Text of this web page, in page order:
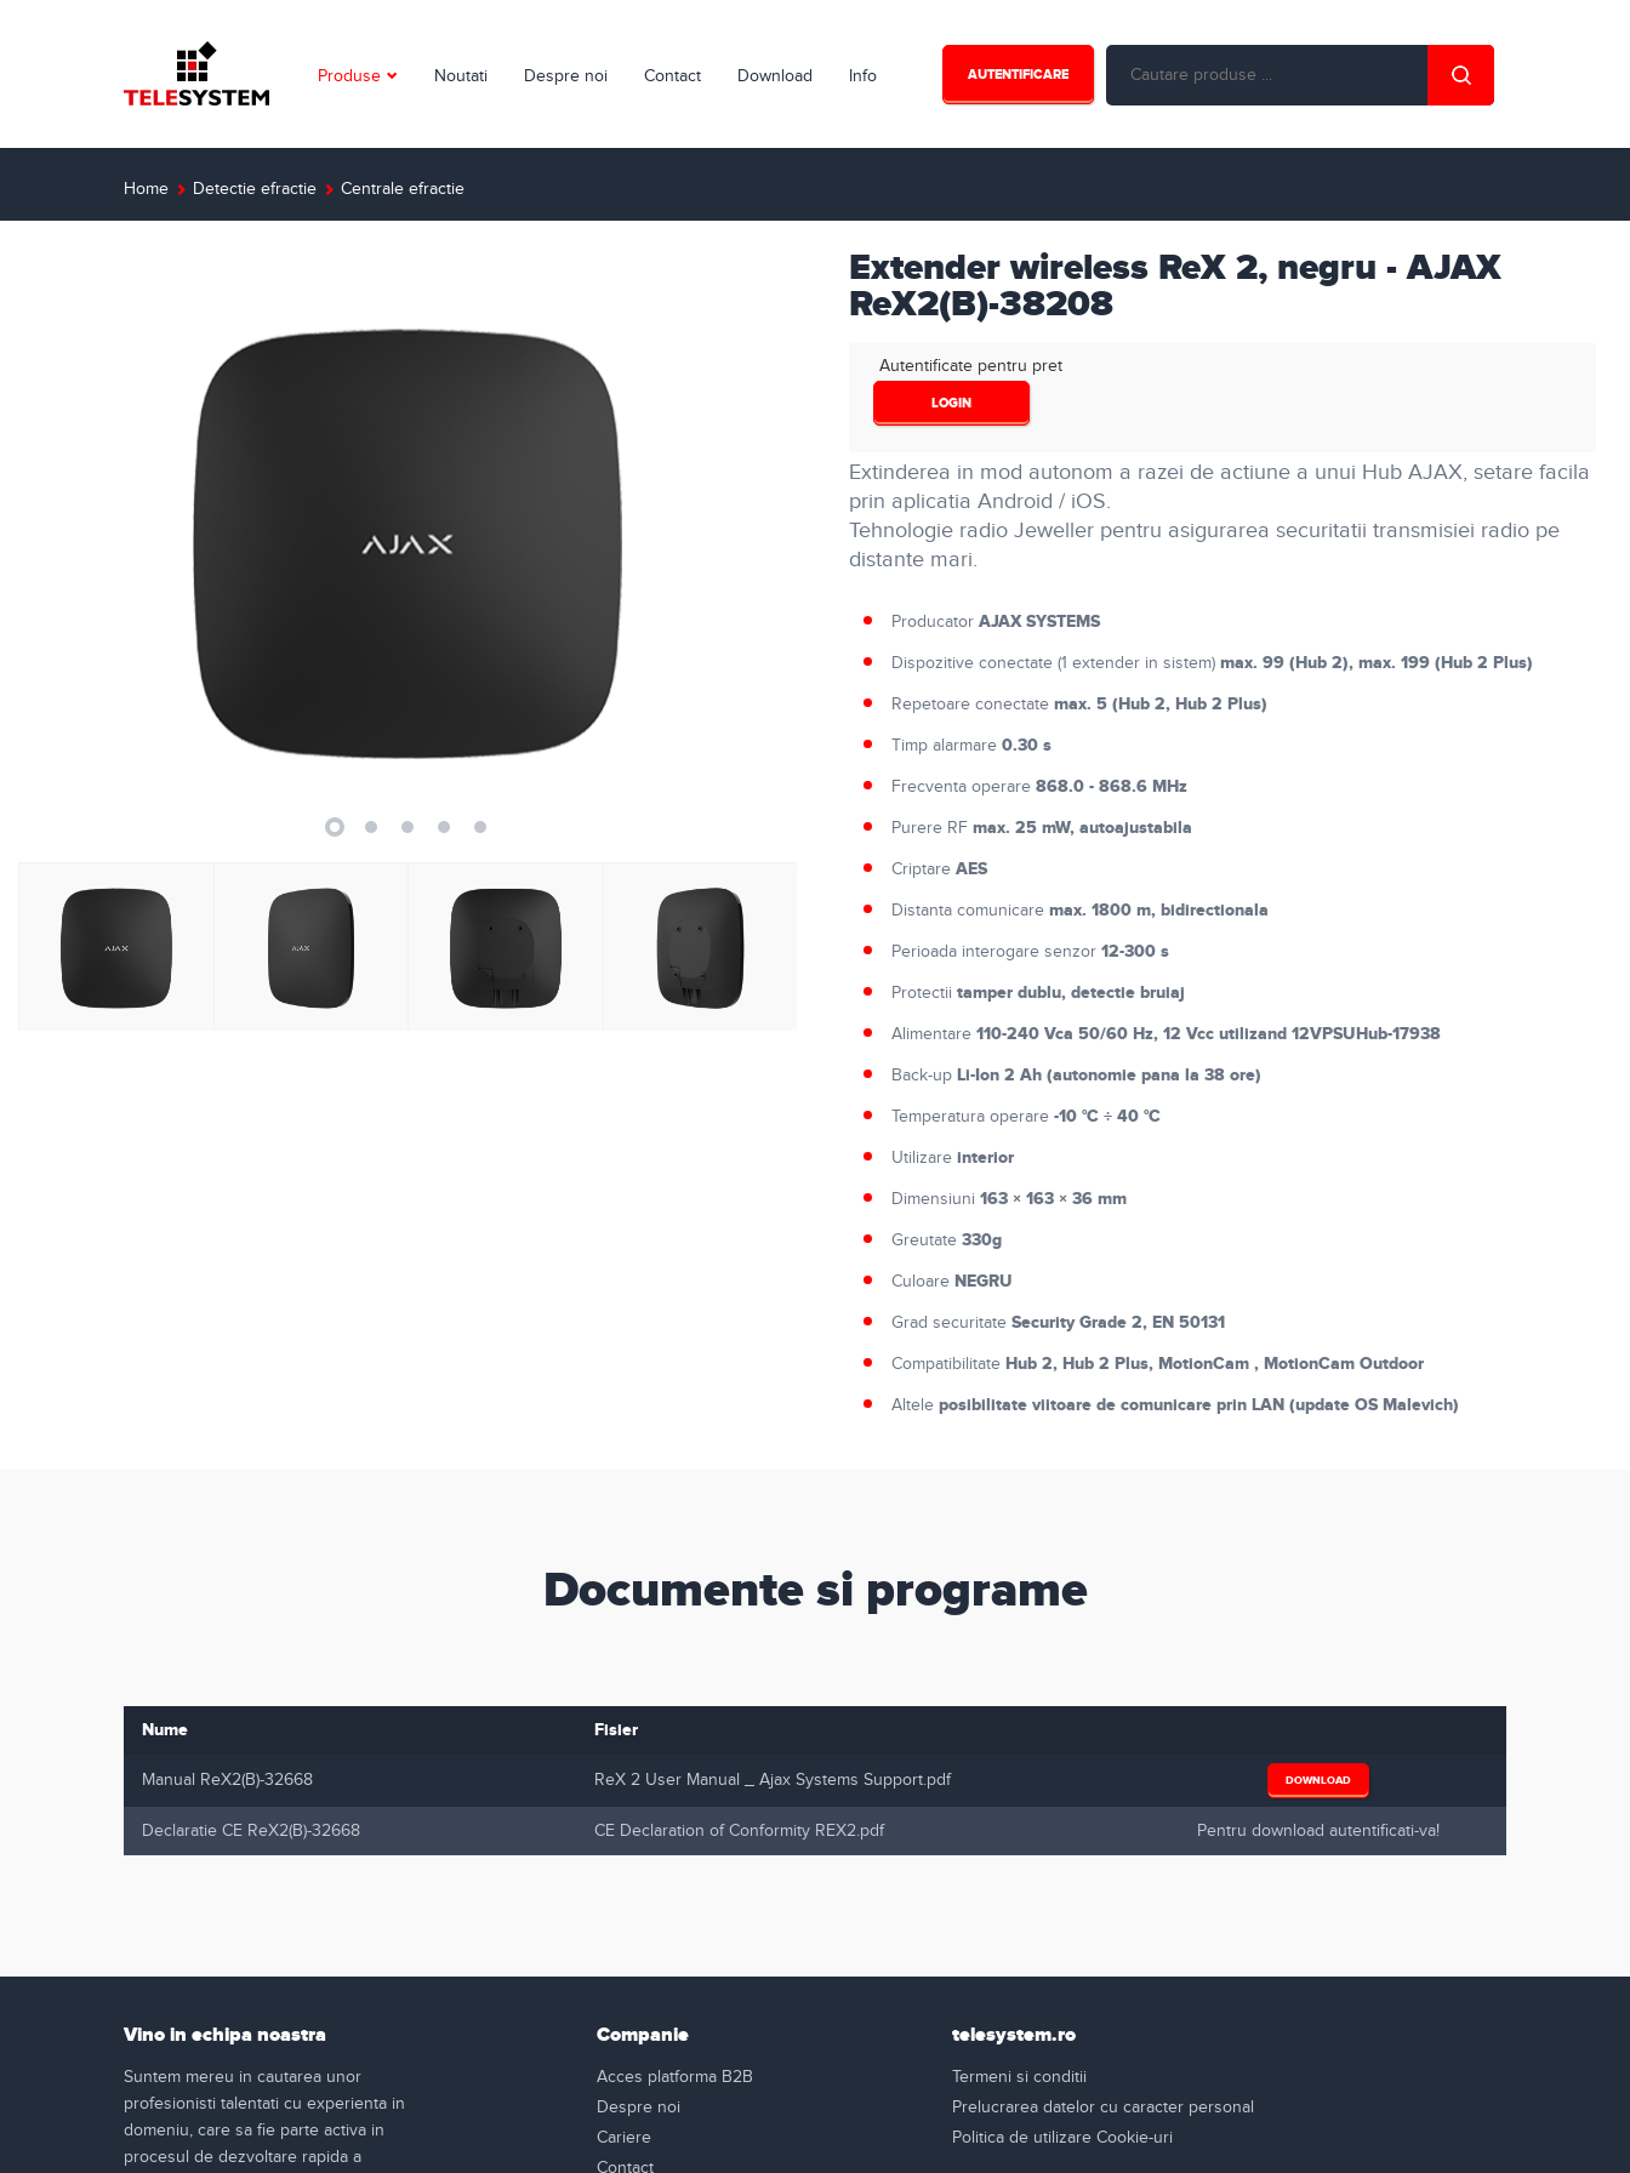
Produse
Detectie incendiu
Noutati Despre noi Contact Download Info AUTENTIFICARE
Home Detectie efractie Centrale efractie
Extender wireless ReX 2, negru - AJAX
ReX2(B)-38208
Autentificate pentru pret
LOGIN
Extinderea in mod autonom a razei de actiune a unui Hub AJAX, setare facila
prin aplicatia Android / iOS.
Tehnologie radio Jeweller pentru asigurarea securitatii transmisiei radio pe
distante mari.
Producator AJAX SYSTEMS
Dispozitive conectate (1 extender in sistem) max. 99 (Hub 2), max. 199 (Hub 2 Plus)
Repetoare conectate max. 5 (Hub 2, Hub 2 Plus)
Timp alarmare 0.30 s
Frecventa operare 868.0 - 868.6 MHz
Purere RF max. 25 mW, autoajustabila
Criptare AES
Distanta comunicare max. 1800 m, bidirectionala
Perioada interogare senzor 12-300 s
Protectii tamper dublu, detectie bruiaj
Alimentare 110-240 Vca 50/60 Hz, 12 Vcc utilizand 12VPSUHub-17938
Back-up Li-Ion 2 Ah (autonomie pana la 38 ore)
Temperatura operare -10 °C ÷ 40 °C
Utilizare interior
Dimensiuni 163 × 163 × 36 mm
Greutate 330g
Culoare NEGRU
Grad securitate Security Grade 2, EN 50131
Compatibilitate Hub 2, Hub 2 Plus, MotionCam , MotionCam Outdoor
Altele posibilitate viitoare de comunicare prin LAN (update OS Malevich)
Documente si programe
Nume Fisier
Manual ReX2(B)-32668 ReX 2 User Manual _ Ajax Systems Support.pdf DOWNLOAD
Declaratie CE ReX2(B)-32668 CE Declaration of Conformity REX2.pdf Pentru download autentificati-va!
Vino in echipa noastra
Suntem mereu in cautarea unor
profesionisti talentati cu experienta in
domeniu, care sa fie parte activa in
procesul de dezvoltare rapida a
Companie
Acces platforma B2B
Despre noi
Cariere
Contact
telesystem.ro
Termeni si conditii
Prelucrarea datelor cu caracter personal
Politica de utilizare Cookie-uri